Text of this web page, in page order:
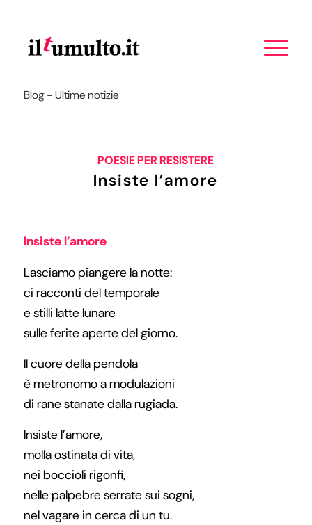
Blog - Ultime notizie
POESIE PER RESISTERE
Insiste l’amore
Insiste l’amore
Lasciamo piangere la notte:
ci racconti del temporale
e stilli latte lunare
sulle ferite aperte del giorno.
Il cuore della pendola
è metronomo a modulazioni
di rane stanate dalla rugiada.
Insiste l’amore,
molla ostinata di vita,
nei boccioli rigonfi,
nelle palpebre serrate sui sogni,
nel vagare in cerca di un tu.